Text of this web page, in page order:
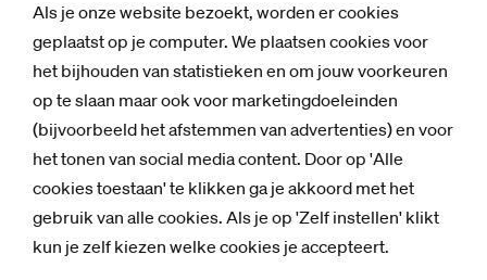
Als je onze website bezoekt, worden er cookies
geplaatst op je computer. We plaatsen cookies voor
het bijhouden van statistieken en om jouw voorkeuren
op te slaan maar ook voor marketingdoeleinden
(bijvoorbeeld het afstemmen van advertenties) en voor
het tonen van social media content. Door op 'Alle
cookies toestaan' te klikken ga je akkoord met het
gebruik van alle cookies. Als je op 'Zelf instellen' klikt
kun je zelf kiezen welke cookies je accepteert.